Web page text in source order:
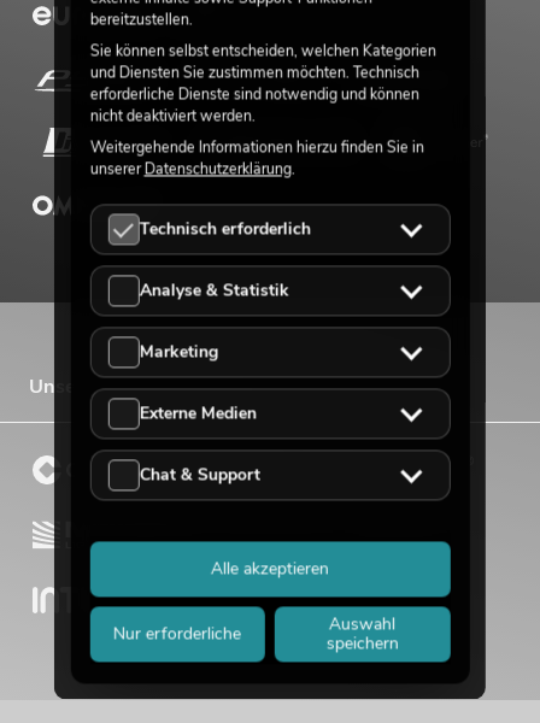
Unsere Vertriebsmarken
bereitzustellen.
Sie können selbst entscheiden, welchen Kategorien
und Diensten Sie zustimmen möchten. Technisch
erforderliche Dienste sind notwendig und können
nicht deaktiviert werden.
Weitergehende Informationen hierzu finden Sie in
unsererDatenschutzerklärung.
Technisch erforderlich
Analyse & Statistik
Marketing
Externe Medien
Chat & Support
Nur erforderliche
Auswahl
speichern
Alle akzeptieren